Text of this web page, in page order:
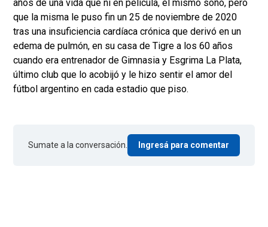
años de una vida que ni en película, él mismo soñó, pero
que la misma le puso fin un 25 de noviembre de 2020
tras una insuficiencia cardíaca crónica que derivó en un
edema de pulmón, en su casa de Tigre a los 60 años
cuando era entrenador de Gimnasia y Esgrima La Plata,
último club que lo acobijó y le hizo sentir el amor del
fútbol argentino en cada estadio que piso.
Sumate a la conversación. Ingresá para comentar